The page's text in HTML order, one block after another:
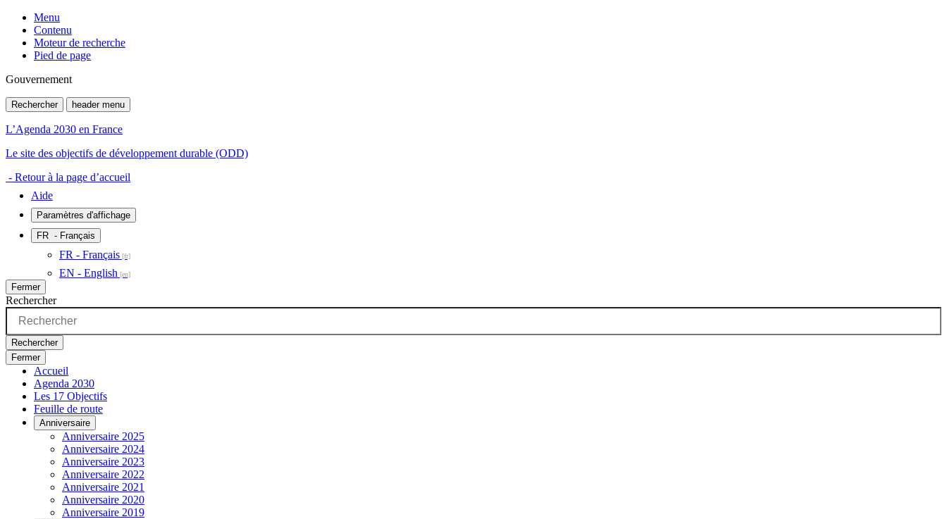
Menu
Contenu
Moteur de recherche
Pied de page
Gouvernement
Rechercher header menu
L’Agenda 2030 en France
Le site des objectifs de développement durable (ODD)
- Retour à la page d’accueil
Aide
Paramètres d'affichage
FR - Français
FR - Français
EN - English
Fermer
Rechercher
Rechercher
Fermer
Accueil
Agenda 2030
Les 17 Objectifs
Feuille de route
Anniversaire
Anniversaire 2025
Anniversaire 2024
Anniversaire 2023
Anniversaire 2022
Anniversaire 2021
Anniversaire 2020
Anniversaire 2019